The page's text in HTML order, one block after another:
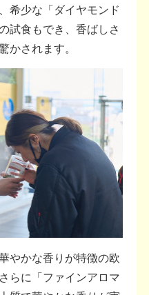
希少な「ダイヤモンド
試食もでき、香ばしさ
かされます。
やかな香りが特徴の欧
らに「ファインアロマ